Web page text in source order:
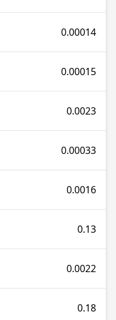
0.00014
0.00015
0.0023
0.00033
0.0016
0.13
0.0022
0.18